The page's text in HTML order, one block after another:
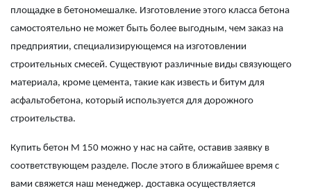
площадке в бетономешалке. Изготовление этого класса бетона
самостоятельно не может быть более выгодным, чем заказ на
предприятии, специализирующемся на изготовлении
строительных смесей. Существуют различные виды связующего
материала, кроме цемента, такие как известь и битум для
асфальтобетона, который используется для дорожного
строительства.
Купить бетон М 150 можно у нас на сайте, оставив заявку в
соответствующем разделе. После этого в ближайшее время с
вами свяжется наш менеджер. доставка осуществляется